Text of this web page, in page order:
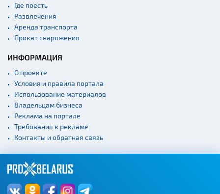
Где поесть
Развлечения
Аренда транспорта
Прокат снаряжения
ИНФОРМАЦИЯ
О проекте
Условия и правила портала
Использование материалов
Владельцам бизнеса
Реклама на портале
Требования к рекламе
Контакты и обратная связь